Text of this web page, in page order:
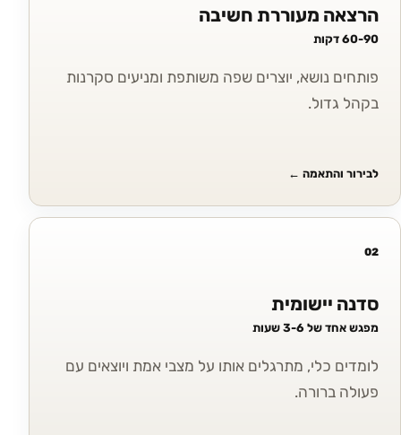
הרצאה מעוררת חשיבה
60-90 דקות
פותחים נושא, יוצרים שפה משותפת ומניעים סקרנות
בקהל גדול.
לבירור והתאמה ←
02
סדנה יישומית
מפגש אחד של 3-6 שעות
לומדים כלי, מתרגלים אותו על מצבי אמת ויוצאים עם
פעולה ברורה.